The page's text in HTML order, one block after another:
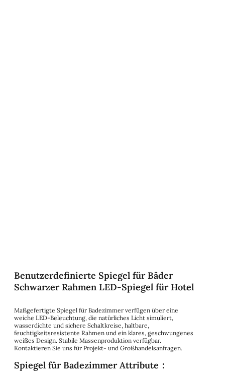
Benutzerdefinierte Spiegel für Bäder
Schwarzer Rahmen LED-Spiegel für Hotel
Maßgefertigte Spiegel für Badezimmer verfügen über eine
weiche LED-Beleuchtung, die natürliches Licht simuliert,
wasserdichte und sichere Schaltkreise, haltbare,
feuchtigkeitsresistente Rahmen und ein klares, geschwungenes
weißes Design. Stabile Massenproduktion verfügbar.
Kontaktieren Sie uns für Projekt- und Großhandelsanfragen.
Spiegel für Badezimmer Attribute：